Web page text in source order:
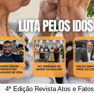
4ª Edição Revista Atos e Fatos